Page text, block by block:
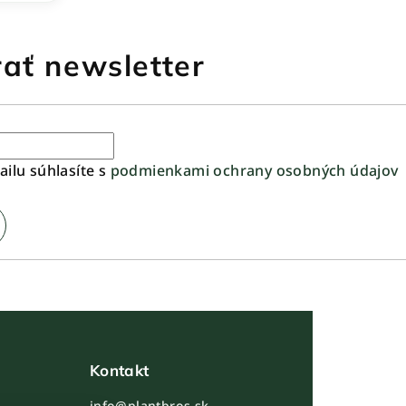
newsletter
súhlasíte s podmienkami ochrany osobných údajov
Kontakt